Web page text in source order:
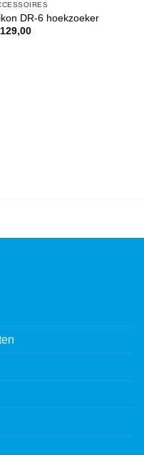
VOEG TOE
DR-6 hoekzoeker